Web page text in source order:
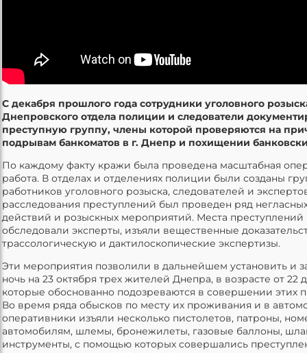
С декабря прошлого года сотрудники уголовного
Днепровского отдела полиции и следователи
преступную группу, члены которой проверяются на
подрывам банкоматов в г. Днепр и похищении
По каждому факту кражи была проведена масштабная
работа. В отделах и отделениях полиции были созданы
работников уголовного розыска, следователей и
расследования преступлений был проведен ряд
действий и розыскных мероприятий. Места
обследовали эксперты, изъяли вещественные
трассологическую и дактилоскопические экспертизы.
Эти мероприятия позволили в дальнейшем установить и
ночь на 23 октября трех жителей Днепра, в возрасте от 22
которые обоснованно подозреваются в совершении этих
Во время ряда обысков по месту их проживания и в
оперативники изъяли несколько пистолетов, патроны,
автомобилям, шлемы, бронежилеты, газовые баллоны,
инструменты, с помощью которых совершались